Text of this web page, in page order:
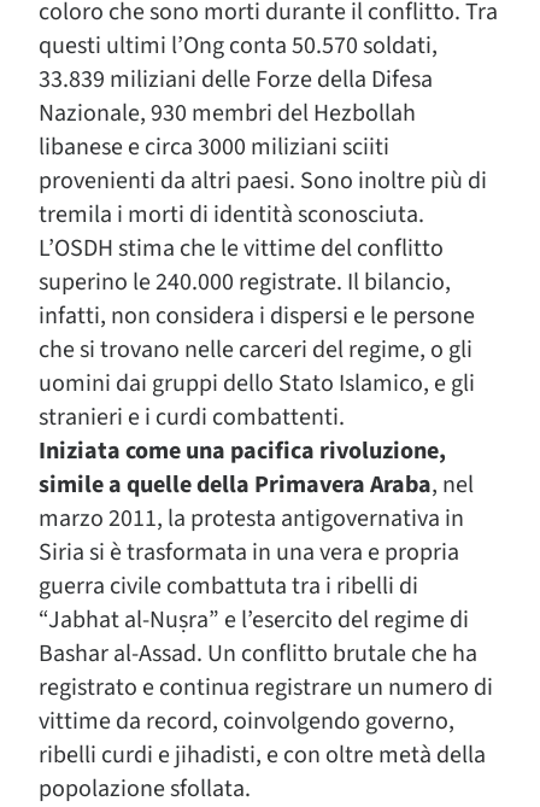
coloro che sono morti durante il conflitto. Tra
questi ultimi l’Ong conta 50.570 soldati,
33.839 miliziani delle Forze della Difesa
Nazionale, 930 membri del Hezbollah
libanese e circa 3000 miliziani sciiti
provenienti da altri paesi. Sono inoltre più di
tremila i morti di identità sconosciuta.
L’OSDH stima che le vittime del conflitto
superino le 240.000 registrate. Il bilancio,
infatti, non considera i dispersi e le persone
che si trovano nelle carceri del regime, o gli
uomini dai gruppi dello Stato Islamico, e gli
stranieri e i curdi combattenti.
Iniziata come una pacifica rivoluzione,
simile a quelle della Primavera Araba, nel
marzo 2011, la protesta antigovernativa in
Siria si è trasformata in una vera e propria
guerra civile combattuta tra i ribelli di
“Jabhat al-Nuṣra” e l’esercito del regime di
Bashar al-Assad. Un conflitto brutale che ha
registrato e continua registrare un numero di
vittime da record, coinvolgendo governo,
ribelli curdi e jihadisti, e con oltre metà della
popolazione sfollata.